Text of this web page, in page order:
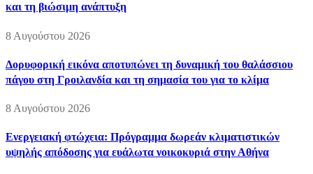
και τη βιώσιμη ανάπτυξη
8 Αυγούστου 2026
Δορυφορική εικόνα αποτυπώνει τη δυναμική του θαλάσσιου
πάγου στη Γροιλανδία και τη σημασία του για το κλίμα
8 Αυγούστου 2026
Ενεργειακή φτώχεια: Πρόγραμμα δωρεάν κλιματιστικών
υψηλής απόδοσης για ευάλωτα νοικοκυριά στην Αθήνα